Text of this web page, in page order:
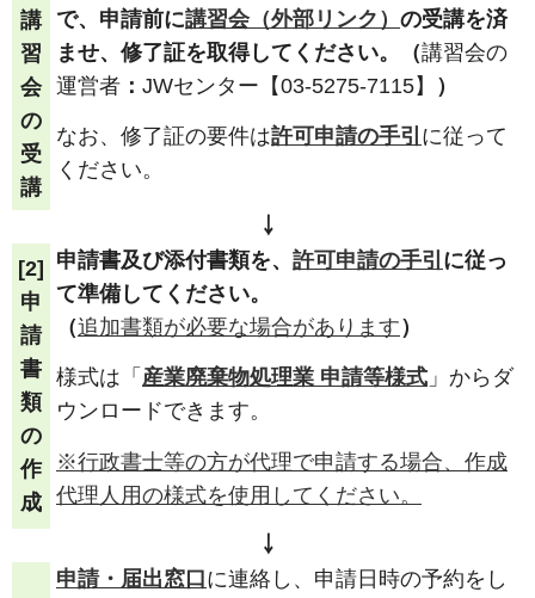
講
習
会
の
受
講
で、申請前に講習会（外部リンク） の受講を済
ませ、修了証を取得してください。（講習会の
運営者 ： JWセンター【03-5275-7115】 ）
なお、修了証の要件は許可申請の手引 に従って
ください。
￬
[2]
申
請
書
類
の
作
成
申請書及び添付書類を、 許可申請の手引 に従っ
て準備してください。
（追加書類が必要な場合があります）
様式は「 産業廃棄物処理業 申請等様式 」からダ
ウンロードできます。
※行政書士等の方が代理で申請する場合、作成
代理人用の様式を使用してください。
￬
申請・届出窓口に連絡し、申請日時の予約をし